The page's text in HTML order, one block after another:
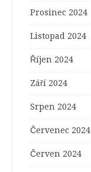
Prosinec 2024
Listopad 2024
Říjen 2024
Září 2024
Srpen 2024
Červenec 2024
Červen 2024